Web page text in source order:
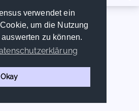
verwendet ein
um die Nutzung
zu können.
Okay